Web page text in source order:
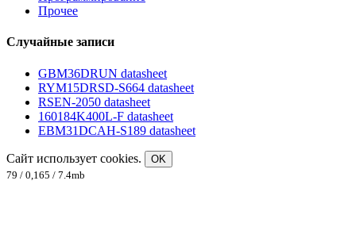
Прочее
Случайные записи
GBM36DRUN datasheet
RYM15DRSD-S664 datasheet
RSEN-2050 datasheet
160184K400L-F datasheet
EBM31DCAH-S189 datasheet
Сайт использует cookies.
OK
79 / 0,165 / 7.4mb